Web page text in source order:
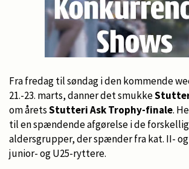
Fra fredag til søndag i den kommende
21.-23. marts, danner det smukke
om åretsStutteri Ask Trophy-finale.
til en spændende afgørelse i de
aldersgrupper, der spænder fra kat. II-
junior- og U25-ryttere.